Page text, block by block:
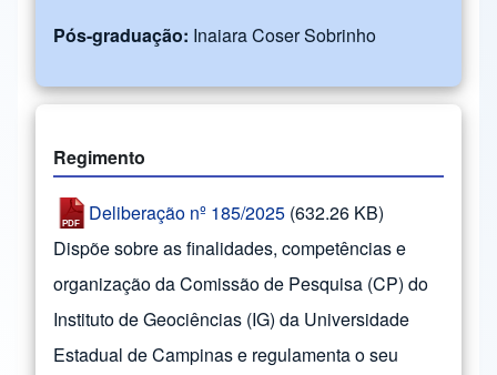
Pós-graduação: Inaiara Coser Sobrinho
Regimento
Deliberação nº 185/2025 (632.26 KB)
Dispõe sobre as finalidades, competências e
organização da Comissão de Pesquisa (CP) do
Instituto de Geociências (IG) da Universidade
Estadual de Campinas e regulamenta o seu